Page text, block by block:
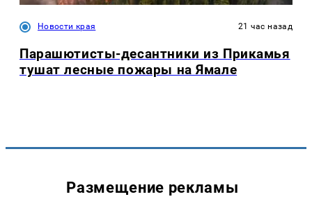
Новости края 21 час назад
Парашютисты-десантники из Прикамья
тушат лесные пожары на Ямале
Размещение рекламы